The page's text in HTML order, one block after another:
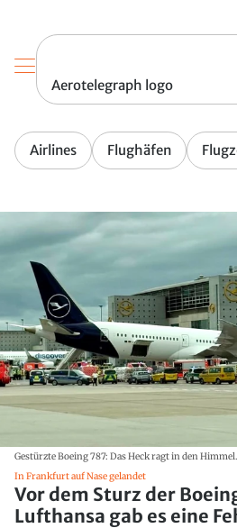
Aerotelegraph logo
Airlines Flughäfen
Gestürzte Boeing 787: Das Heck ragt in den Himmel.
In Frankfurt auf Nase gelandet
Vor dem Sturz der
Lufthansa gab es eine